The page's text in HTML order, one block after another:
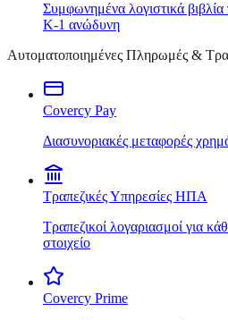
Συμφωνημένα λογιστικά
K-1 ανώδυνη
Αυτοματοποιημένες Πληρωμές &
Covercy Pay
Διασυνοριακές μεταφορές
Τραπεζικές Υπηρεσίες ΗΠΑ
Τραπεζικοί λογαριασμοί για
στοιχείο
Covercy Prime